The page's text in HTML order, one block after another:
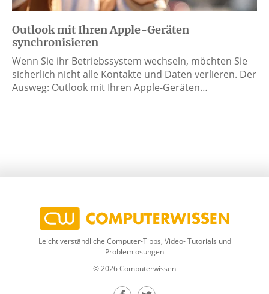
Outlook mit Ihren Apple-Geräten
synchronisieren
Wenn Sie ihr Betriebssystem wechseln, möchten Sie
sicherlich nicht alle Kontakte und Daten verlieren. Der
Ausweg: Outlook mit Ihren Apple-Geräten…
Leicht verständliche Computer-Tipps, Video- Tutorials und
Problemlösungen
© 2026 Computerwissen